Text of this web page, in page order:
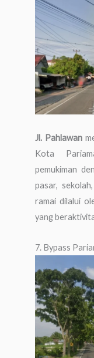
Jl. Pahlawan
Kota
pemukiman
pasar,
ramai dilalui
yang
7. Bypass